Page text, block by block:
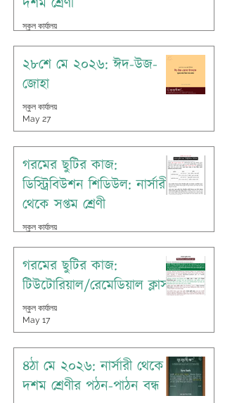
স্কুল কার্যালয়
২৮শে মে ২০২৬: ঈদ-উজ-
জোহা
স্কুল কার্যালয়
May 27
গরমের ছুটির কাজ:
ডিস্ট্রিবিউশন শিডিউল: নার্সারী
থেকে সপ্তম শ্রেণী
স্কুল কার্যালয়
গরমের ছুটির কাজ:
টিউটোরিয়াল/রেমেডিয়াল ক্লাস
স্কুল কার্যালয়
May 17
৪ঠা মে ২০২৬: নার্সারী থেকে
দশম শ্রেণীর পঠন-পাঠন বন্ধ